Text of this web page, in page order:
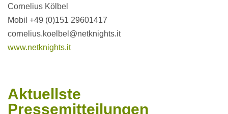
Cornelius Kölbel
Mobil +49 (0)151 29601417
cornelius.koelbel@netknights.it
www.netknights.it
Aktuellste
Pressemitteilungen